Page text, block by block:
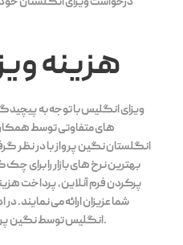
هزینه
ویزای انگلیس با توجه به
های متفاوتی توسط
انگلستان نگین پرواز با در نظر
بهترین نرخ های بازار را برای
پرکردن فرم آنلاین، پرداخت
شما عزیزان ارائه می نمایند.
انگلیس توسط نگین پرواز پارس خدمت شما ارائه می گردد.